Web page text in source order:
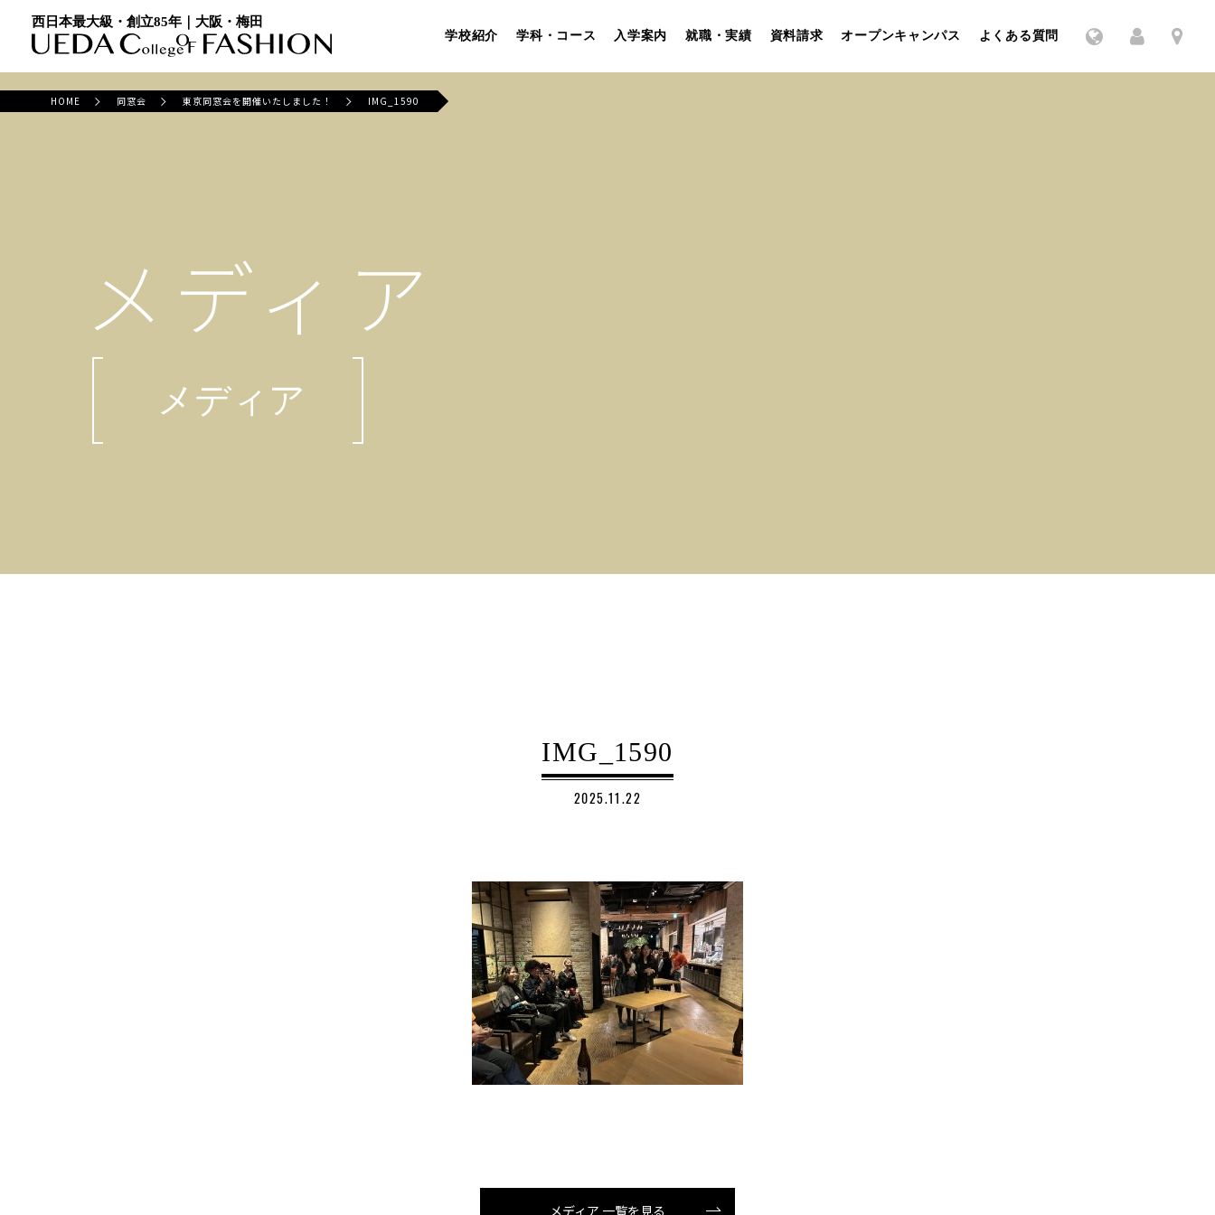
西日本最大級・創立85年｜大阪・梅田
学校紹介 学科・コース 入学案内 就職・実績 資料請求 オープンキャンパス よくある質問
HOME 同窓会 東京同窓会を開催いたしました！ IMG_1590
メディア
メディア
IMG_1590
2025.11.22
メディア 一覧を見る